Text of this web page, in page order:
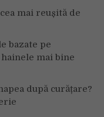
mai reușită de
bazate pe
mai bine
după curățare?